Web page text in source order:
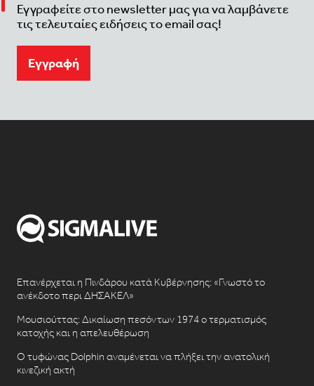
Εγγραφείτε στο newsletter μας για να λαμβάνετε
τις τελευταίες ειδήσεις το email σας!
Eγγραφή
Επανέρχεται η Πινδάρου κατά Κυβέρνησης: «Γνωστό το
ανέκδοτο περι ΔΗΣΑΚΕΛ»
Μουσιούττας: Δικαίωση πεσόντων 1974 ο τερματισμός
κατοχής και η απελευθέρωση
Ο τυφώνας Dolphin αναμένεται να πλήξει την ανατολική
κινεζική ακτή